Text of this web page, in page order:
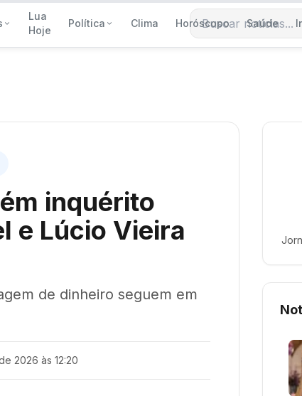
Lua
Hoje
Política Clima Horóscopo Saúde
Buscar notícias
inquérito
e Lúcio Vieira
de dinheiro seguem em
2026 às 12:20